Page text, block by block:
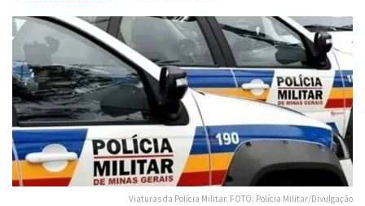
Viaturas da Polícia Militar. FOTO: Polícia Militar/Divulgação